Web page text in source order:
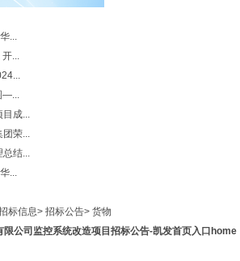
...
...
—...
成...
荣...
总结...
...
标信息> 招标公告> 货物
公司监控系统改造项目招标公告-凯发首页入口home